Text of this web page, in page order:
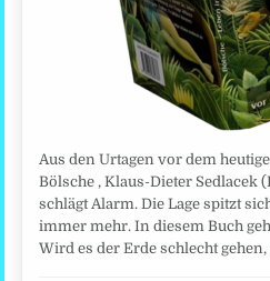
Aus den Urtagen vor dem
Bölsche , Klaus-Dieter Sedlacek
schlägt Alarm. Die Lage spitzt
immer mehr. In diesem Buch
Wird es der Erde schlecht